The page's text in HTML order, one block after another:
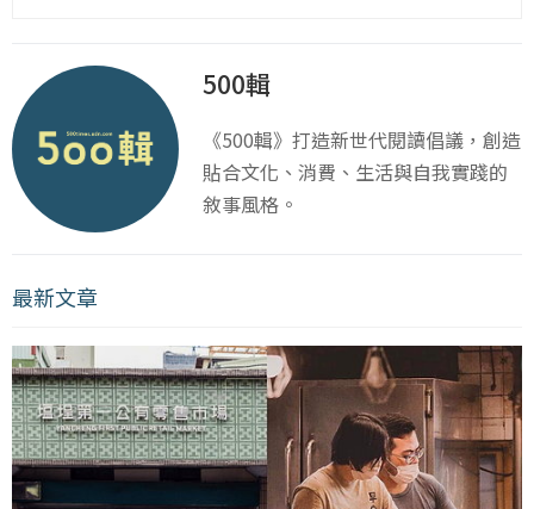
500輯
《500輯》打造新世代閱讀倡議，創造
貼合文化、消費、生活與自我實踐的
敘事風格。
最新文章